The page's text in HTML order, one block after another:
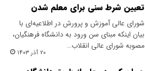
تعیین شرط سنی برای معلم شدن
شورای عالی آموزش و پرورش در اطلاعیه‌ای با
بیان اینکه مبنای سن ورود به دانشگاه فرهنگیان،
مصوبه شورای عالی انقلاب…
۲۰ آذر ۱۴۰۳